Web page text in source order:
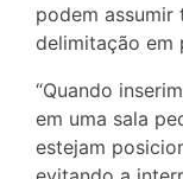
podem
delimitação em
“Quando
em uma sala
estejam